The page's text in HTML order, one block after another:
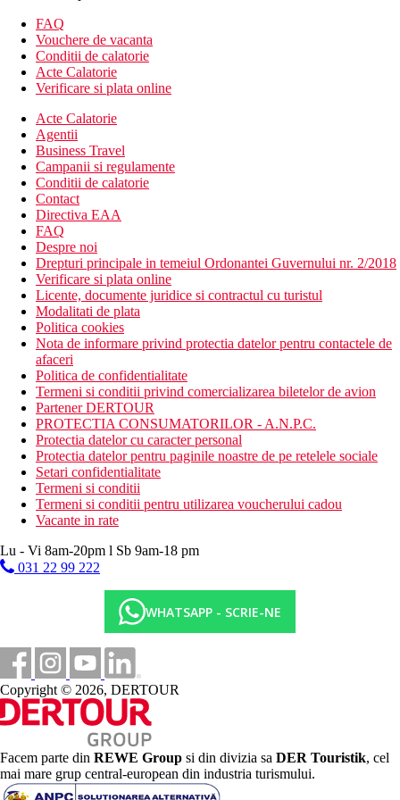
Alte tipuri de camere
facilitatile de mai sus):
Camera dubla, cladire principala, vedere la mare
Camera dubla, Sat - camere in vile in gradina
Camera cvadrupla - pret redus pentru al 2-lea copil,
acestea pot fi situate in cladirea principala sau in vilele din
gradina
Camera dubla, superioara - situata in cladirea alaturata
Camera de familie, 2 dormitoare, sat - in vile in gradina, 2
dormitoare separate
Suita de familie, cladirea principala - 2 dormitoare
separate, in cladirea principala
Descrierea hotelului
hol de intrare cu receptie
restaurant a la carte (nu este nevoie de rezervare) -
serveste preparate din bucataria italiana, turceasca si din
peste, oferind cele mai rafinate arome ale culturii culinare
regionale.
baruri
restaurant principal
wifi in anumite parti ale hotelului (gratuit)
centru SPA
mini-market
sali de conferinte
salon de infrumusetare (contra cost)
11 piscine (sezlonguri, umbrele si prosoape gratuite)
parc acvatic
terasa
club pentru copii
Spa (contra cost)
servicii medicale (contra cost)
transferuri VIP de la/la aeroport (contra cost)
organizari speciale: aniversări / nunti / cereri in casatorie
(contra cost)
magazine
servicii de spalatorie si curatatorie chimica (contra cost)
pavilion (contra cost)
Descrierea plajei
privat
nisipos
bar pe plaja
sezlonguri, umbrele si prosoape gratuite
Activitati gratuite
Lectii de dans oriental
Fotbal
FAQ
Vouchere de vacanta
Conditii de calatorie
Acte Calatorie
Verificare si plata online
Acte Calatorie
Agentii
Business Travel
Campanii si regulamente
Conditii de calatorie
Contact
Directiva EAA
FAQ
Despre noi
Drepturi principale in temeiul Ordonantei Guvernului nr. 2/2018
Verificare si plata online
Licente, documente juridice si contractul cu turistul
Modalitati de plata
Politica cookies
Nota de informare privind protectia datelor pentru contactele de
afaceri
Politica de confidentialitate
Termeni si conditii privind comercializarea biletelor de avion
Partener DERTOUR
PROTECTIA CONSUMATORILOR - A.N.P.C.
Protectia datelor cu caracter personal
Protectia datelor pentru paginile noastre de pe retelele sociale
Setari confidentialitate
Termeni si conditii
Termeni si conditii pentru utilizarea voucherului cadou
Vacante in rate
Lu - Vi 8am-20pm l Sb 9am-18 pm
031 22 99 222
WHATSAPP - SCRIE-NE
Copyright © 2026, DERTOUR
Facem parte din REWE Group si din divizia sa DER Touristik, cel
mai mare grup central-european din industria turismului.